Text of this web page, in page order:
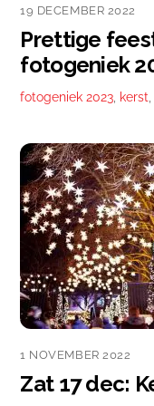
19 DECEMBER 2022
Prettige
fotogeniek
fotogeniek 2023, kerst,
1 NOVEMBER 2022
Zat 17 dec: